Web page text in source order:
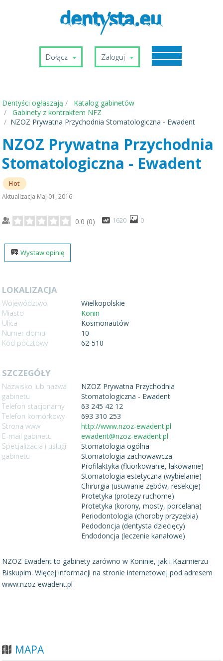
Dołącz Zaloguj
Dentyści ogłaszają
Katalog gabinetów
Gabinety z kontraktem NFZ
NZOZ Prywatna Przychodnia Stomatologiczna - Ewadent
NZOZ Prywatna Przychodnia
Stomatologiczna - Ewadent
Hot
Aktualizacja Maj 01, 2016
0.0 (0) 1620 0
Wystaw opinię
LOKALIZACJA
Województwo
Wielkopolskie
Miasto
Konin
Ulica
Kosmonautów
Numer domu
10
Kod pocztowy
62-510
SZCZEGÓŁY
Nazwisko lub nazwa
gabinetu
NZOZ Prywatna Przychodnia
Stomatologiczna - Ewadent
Telefon stacjonarny
63 245 42 12
Telefon komórkowy
693 310 253
Strona www
http://www.nzoz-ewadent.pl
E-mail gabinetu
ewadent@nzoz-ewadent.pl
Specjalizacja i usługi
gabinetu
Stomatologia ogólna
Stomatologia zachowawcza
Profilaktyka (fluorkowanie, lakowanie)
Stomatologia estetyczna (wybielanie)
Chirurgia (usuwanie zębów, resekcje)
Protetyka (protezy ruchome)
Protetyka (korony, mosty, porcelana)
Periodontologia (choroby przyzębia)
Pedodoncja (dentysta dziecięcy)
Endodoncja (leczenie kanałowe)
NZOZ Ewadent to gabinety zarówno w Koninie, jak i Kazimierzu
Biskupim.Więcej informacji na stronie internetowej pod adresem
www.nzoz-ewadent.pl
MAPA